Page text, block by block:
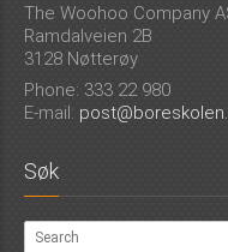
The Woohoo Company
Ramdalveien 2B
3128 Nøtterøy
Phone: 333 22 980
E-mail:
Søk